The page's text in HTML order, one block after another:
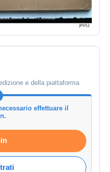
e della piattaforma
effettuare il